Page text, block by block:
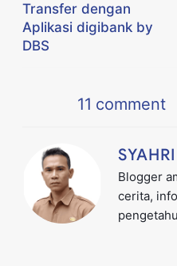
Transfer dengan
Aplikasi digibank by
DBS
11 comment
SYAHRI
Blogger
cerita,